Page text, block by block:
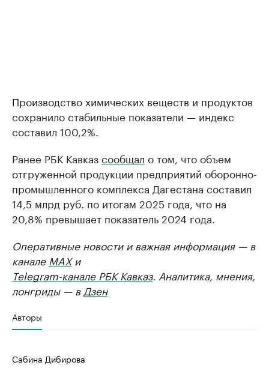
Производство химических веществ и продуктов
сохранило стабильные показатели — индекс
составил 100,2%.
Ранее РБК Кавказсообщал о том, что объем
отгруженной продукции предприятий оборонно-
промышленного комплекса Дагестана составил
14,5 млрд руб. по итогам 2025 года, что на
20,8% превышает показатель 2024 года.
Оперативные новости и важная информация — в
канале MAXи
Telegram-канале РБК Кавказ. Аналитика, мнения,
лонгриды — в Дзен
Авторы
Сабина Дибирова